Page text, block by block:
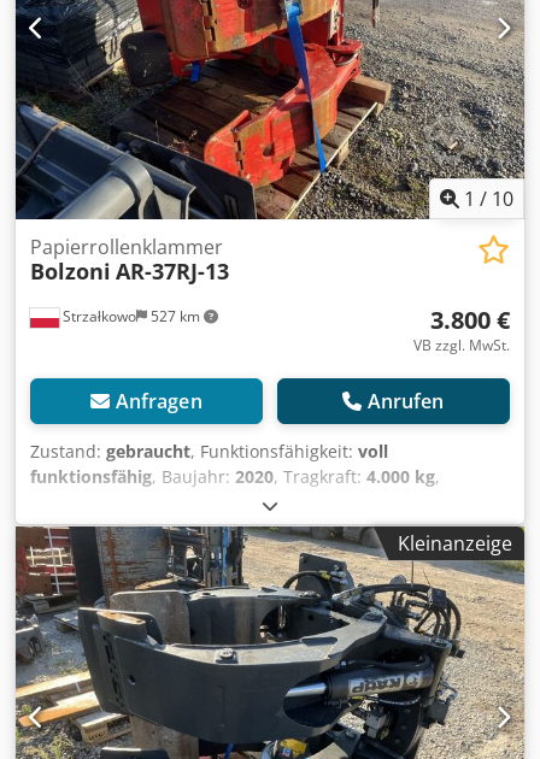
1 / 10
Strzałkowo 527 km
Papierrollenklammer
Bolzoni AR-37RJ-13
3.800 €
VB zzgl. MwSt.
Anfragen Anrufen
Zustand: gebraucht, Funktionsfähigkeit: voll
funktionsfähig, Baujahr: 2020, Tragkraft: 4.000 kg,
Papierrollenklammer Crjdpfxex Racys Aqtjf
Lastschwerpunkt: 650 ISO Klasse: ISO Klasse 4 = 5.000 -
10.000 kg Zustand: Einsatzbereit und voll funktionsfähig
Zustand Technisch: gut Beschreibung: Year 2020 ISO 4A
(61 cm) Capacity 4000 kg Rotator 180° Opening range 250-
1300 mm Width 1200 mm ID OS1813
Kleinanzeige